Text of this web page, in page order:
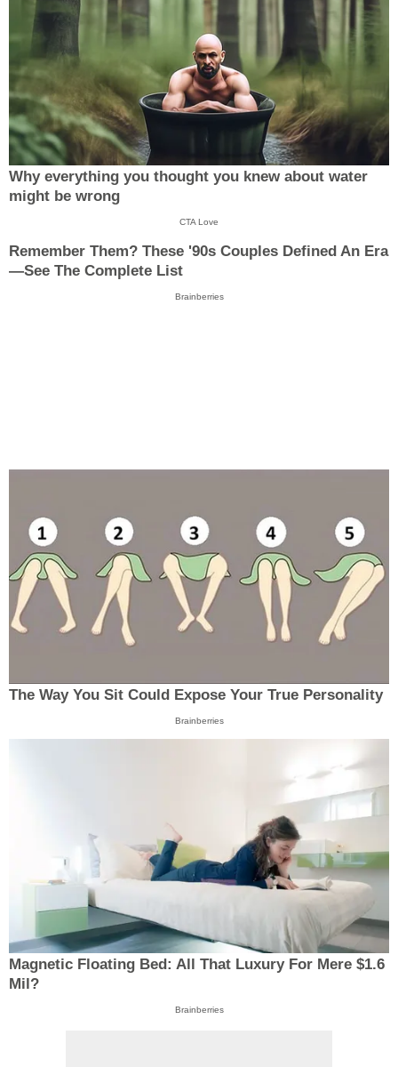
Why everything you thought you knew about water
might be wrong
CTA Love
Remember Them? These '90s Couples Defined An Era
—See The Complete List
Brainberries
The Way You Sit Could Expose Your True Personality
Brainberries
Magnetic Floating Bed: All That Luxury For Mere $1.6
Mil?
Brainberries